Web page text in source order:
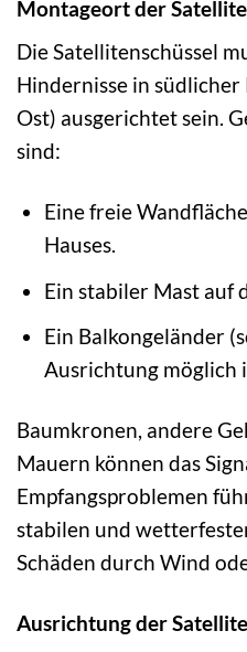
Montageort der
Die Satellitenschüssel
Hindernisse in
Ost) ausgerichtet sein.
sind:
Eine freie
Hauses.
Ein stabiler Mast auf
Ein Balkongeländer
Ausrichtung möglich
Baumkronen, andere
Mauern können das
Empfangsproblemen
stabilen und
Schäden durch Wind
Ausrichtung der